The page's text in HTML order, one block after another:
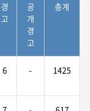
경
고
공
개
경
고
총계
6 - 1425